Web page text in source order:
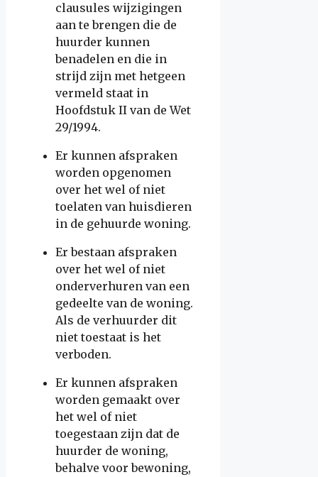
clausules wijzigingen
aan te brengen die de
huurder kunnen
benadelen en die in
strijd zijn met hetgeen
vermeld staat in
Hoofdstuk II van de Wet
29/1994.
Er kunnen afspraken
worden opgenomen
over het wel of niet
toelaten van huisdieren
in de gehuurde woning.
Er bestaan afspraken
over het wel of niet
onderverhuren van een
gedeelte van de woning.
Als de verhuurder dit
niet toestaat is het
verboden.
Er kunnen afspraken
worden gemaakt over
het wel of niet
toegestaan zijn dat de
huurder de woning,
behalve voor bewoning,